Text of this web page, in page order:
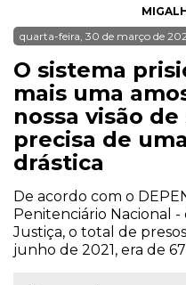
quarta-feira, 30 de março de
O sistema
mais uma
nossa visão
precisa de
drástica
De acordo com o
Penitenciário Nacional
Justiça, o total de
junho de 2021, era de